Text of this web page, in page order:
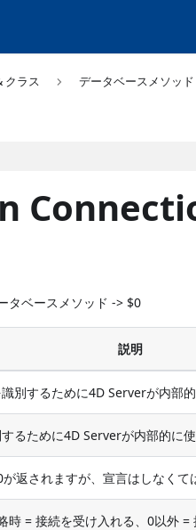
クラス データベースメソッド
ベースメソッド -> $0
説明
別するために4D Serverが内部
るために4D Serverが内部的に
返されますが、宣言はしなくて
時 = 接続を受け入れる、0以外 =